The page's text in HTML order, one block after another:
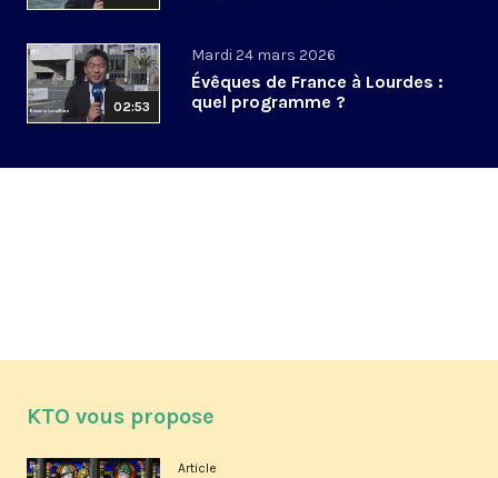
02:53
Mardi 24 mars 2026
Évêques de France à Lourdes :
quel programme ?
KTO vous propose
Article